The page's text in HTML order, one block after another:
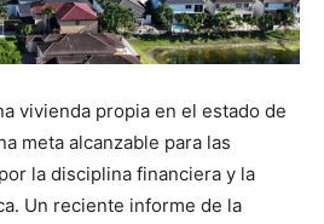
vivienda propia en el estado de
meta alcanzable para las
la disciplina financiera y la
Un reciente informe de la